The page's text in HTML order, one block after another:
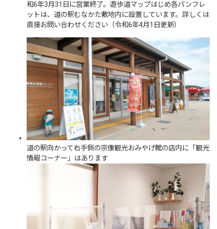
和6年3月31日に営業終了。遊歩道マップはじめ各パンフレ
ットは、道の駅むなかた敷地内に設置しています。詳しくは
直接お問い合わせください（令和6年4月1日更新）
道の駅向かって右手側の宗像観光おみやげ館の店内に「観光
情報コーナー」はあります